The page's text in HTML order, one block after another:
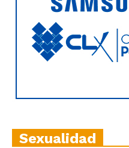
Sexualidad